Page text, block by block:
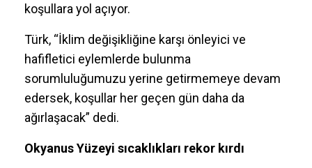
koşullara yol açıyor.
Türk, “İklim değişikliğine karşı önleyici ve
hafifletici eylemlerde bulunma
sorumluluğumuzu yerine getirmemeye devam
edersek, koşullar her geçen gün daha da
ağırlaşacak” dedi.
Okyanus Yüzeyi sıcaklıkları rekor kırdı